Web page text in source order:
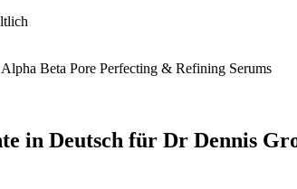
Beta Pore Perfecting & Refining Serums
in Deutsch für Dr Dennis